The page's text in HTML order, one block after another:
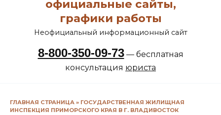
официальные сайты,
графики работы
Неофициальный информационный сайт
8-800-350-09-73— бесплатная
консультация юриста
ГЛАВНАЯ СТРАНИЦА » ГОСУДАРСТВЕННАЯ ЖИЛИЩНАЯ
ИНСПЕКЦИЯ ПРИМОРСКОГО КРАЯ В Г. ВЛАДИВОСТОК